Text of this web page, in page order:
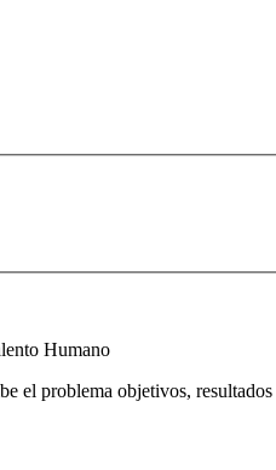
Humano
el problema objetivos,